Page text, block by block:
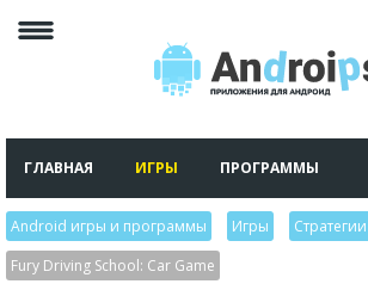
ГЛАВНАЯ ИГРЫ ПРОГРАММЫ
Android игры и программы Игры
Fury Driving School: Car Game